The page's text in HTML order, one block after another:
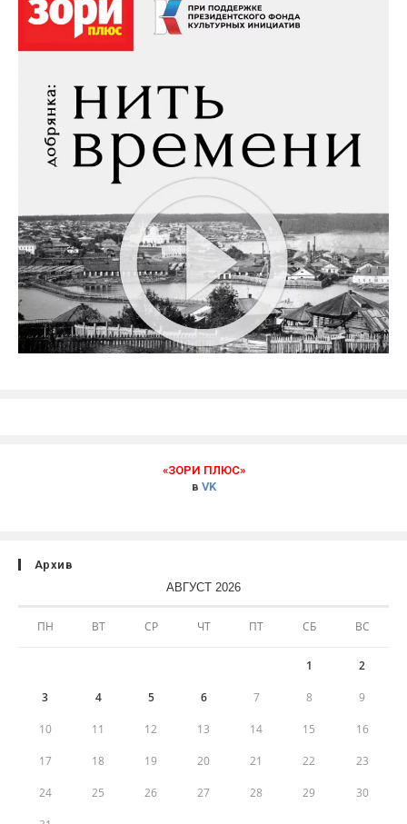
«ЗОРИ ПЛЮС»
в VK
Архив
АВГУСТ 2026
ПН ВТ СР ЧТ ПТ СБ ВС
1 2
3 4 5 6 7 8 9
10 11 12 13 14 15 16
17 18 19 20 21 22 23
24 25 26 27 28 29 30